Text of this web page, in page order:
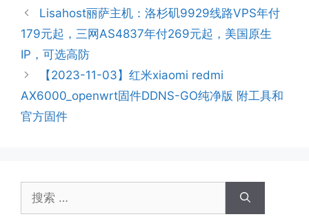
Lisahost丽萨主机：洛杉矶9929线路VPS年付
179元起，三网AS4837年付269元起，美国原生
IP，可选高防
【2023-11-03】红米xiaomi redmi
AX6000_openwrt固件DDNS-GO纯净版 附工具和
官方固件
索：